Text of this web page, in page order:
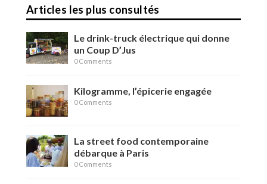
Articles les plus consultés
Le drink-truck électrique qui donne
un Coup D’Jus
0 Comments
Kilogramme, l’épicerie engagée
0 Comments
La street food contemporaine
débarque à Paris
0 Comments